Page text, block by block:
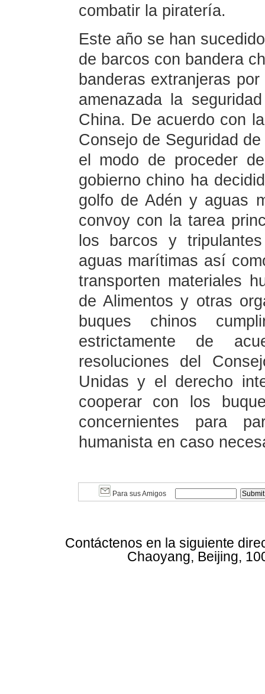
combatir la piratería.
Este año se han
de barcos con bandera
banderas extranjeras
amenazada la
China. De acuerdo con
Consejo de Seguridad
el modo de proceder
gobierno chino ha
golfo de Adén y aguas
convoy con la tarea
los barcos y
aguas marítimas así
transporten materiales
de Alimentos y otras
buques chinos
estrictamente de
resoluciones del
Unidas y el derecho
cooperar con los
concernientes para
humanista en caso
Para sus Amigos
Contáctenos en la siguiente
Chaoyang, Beijing,